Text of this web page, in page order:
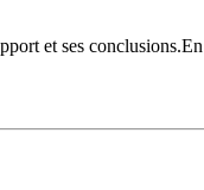
et ses